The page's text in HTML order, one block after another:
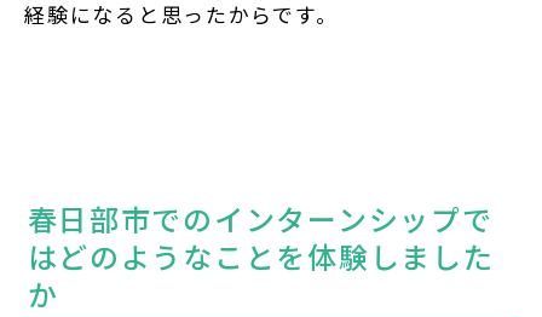
経験になると思ったからです。
春日部市でのインターンシップで
はどのようなことを体験しました
か